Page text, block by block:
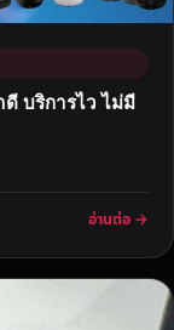
บริการไว ไม่มี
อ่านต่อ →